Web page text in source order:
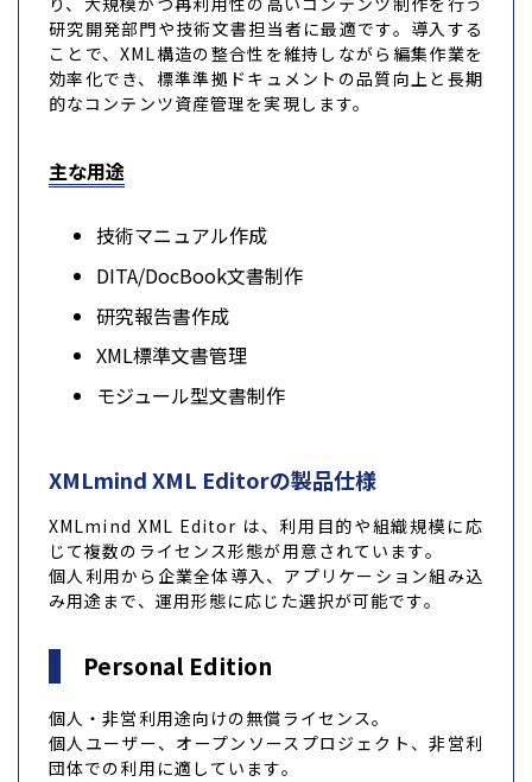
研究開発部門や技術文書担当者に最適です。導入する
ことで、XML構造の整合性を維持しながら編集作業を
効率化でき、標準準拠ドキュメントの品質向上と長期
的なコンテンツ資産管理を実現します。
主な用途
技術マニュアル作成
DITA/DocBook文書制作
研究報告書作成
XML標準文書管理
モジュール型文書制作
XMLmind XML Editorの製品仕様
XMLmind XML Editor は、利用目的や組織規模に応
じて複数のライセンス形態が用意されています。
個人利用から企業全体導入、アプリケーション組み込
み用途まで、運用形態に応じた選択が可能です。
Personal Edition
個人・非営利用途向けの無償ライセンス。
個人ユーザー、オープンソースプロジェクト、非営利
団体での利用に適しています。